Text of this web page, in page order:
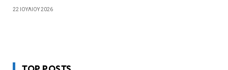
22 ΙΟΥΛΊΟΥ 2026